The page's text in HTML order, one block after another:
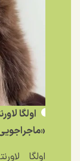
اولگا
اولگا